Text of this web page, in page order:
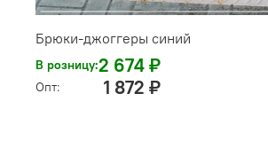
Брюки-джоггеры синий
В розницу:2 674 ₽
Опт: 1 872 ₽